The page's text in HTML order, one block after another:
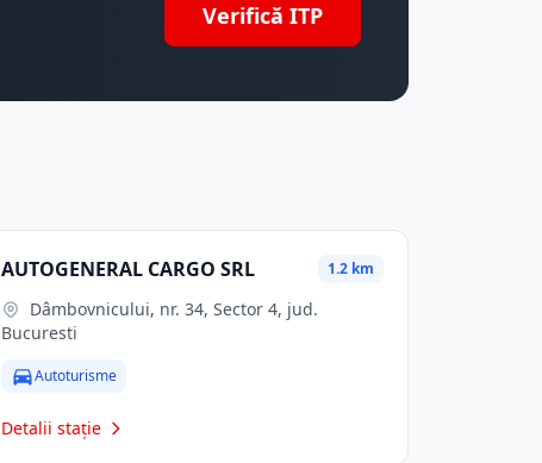
Verifică ITP
AUTOGENERAL CARGO SRL 1.2 km
Bucuresti
Autoturisme
Detalii stație